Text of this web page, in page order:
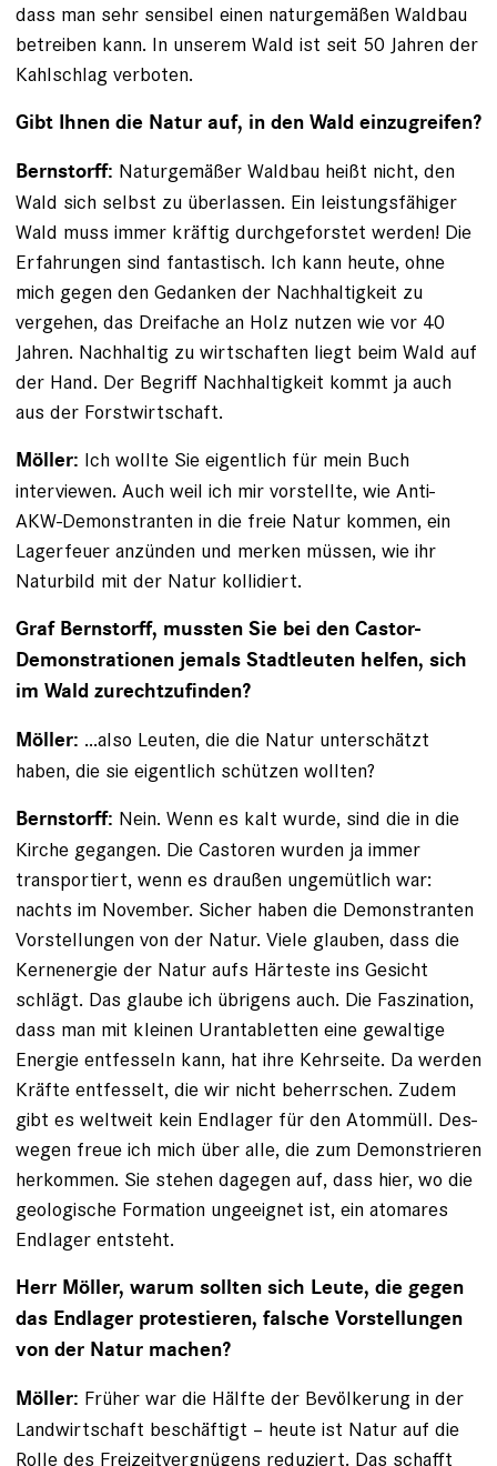
dass man sehr sensibel einen naturgemäßen Waldbau
betreiben kann. In unserem Wald ist seit 50 Jahren der
Kahlschlag ver­boten.
Gibt Ihnen die Natur auf, in den Wald einzugreifen?
Bernstorff: Naturgemäßer Waldbau heißt nicht, den
Wald sich selbst zu überlassen. Ein leistungsfähiger
Wald muss immer kräftig durchgeforstet werden! Die
Erfahrungen sind fantastisch. Ich kann heute, ohne
mich gegen den Gedanken der Nachhaltigkeit zu
vergehen, das Dreifache an Holz nutzen wie vor 40
Jahren. Nachhaltig zu wirtschaften liegt beim Wald auf
der Hand. Der Begriff Nachhaltigkeit kommt ja auch
aus der Forstwirtschaft.
Möller: Ich wollte Sie eigentlich für mein Buch
interviewen. Auch weil ich mir vorstellte, wie Anti-
AKW-Demonstranten in die freie Natur kommen, ein
Lagerfeuer anzünden und merken müssen, wie ihr
Naturbild mit der Natur kollidiert.
Graf Bernstorff, mussten Sie bei den Castor-
Demonstrationen jemals Stadtleuten helfen, sich
im Wald zurechtzufinden?
Möller: ...also Leuten, die die Natur unterschätzt
haben, die sie eigentlich schützen wollten?
Bernstorff: Nein. Wenn es kalt wurde, sind die in die
Kirche gegangen. Die Castoren wurden ja immer
transportiert, wenn es draußen ungemütlich war:
nachts im November. Sicher haben die Demonstranten
Vorstellungen von der Natur. Viele glauben, dass die
Kernenergie der Natur aufs Härteste ins Gesicht
schlägt. Das glaube ich übrigens auch. Die Faszination,
dass man mit kleinen Urantabletten eine gewaltige
Energie entfesseln kann, hat ihre Kehrseite. Da werden
Kräfte entfesselt, die wir nicht beherrschen. Zudem
gibt es weltweit kein Endlager für den Atommüll. Des­
wegen freue ich mich über alle, die zum Demonstrieren
herkommen. Sie stehen dagegen auf, dass hier, wo die
geologische Formation ungeeignet ist, ein atomares
Endlager entsteht.
Herr Möller, warum sollten sich Leute, die gegen
das Endlager protestieren, falsche Vorstellungen
von der Natur machen?
Möller: Früher war die Hälfte der Bevölkerung in der
Landwirtschaft beschäftigt – heute ist Natur auf die
Rolle des Freizeit­vergnügens reduziert. Das schafft